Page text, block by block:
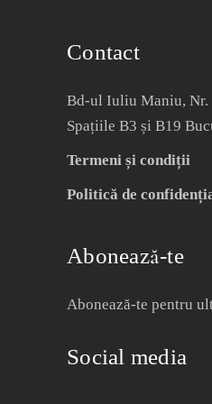
Contact
Bd-ul Iuliu Maniu, Nr.
Spațiile B3 și B19
Termeni și condiții
Politică de
Abonează-te
Abonează-te pentru
Social media